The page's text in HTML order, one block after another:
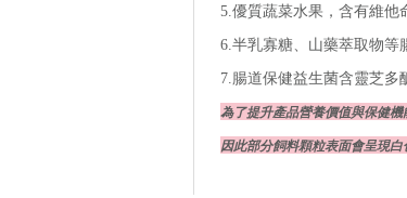
5.優質蔬菜水果，含有維他
6.半乳寡糖、山藥萃取物等
7.腸道保健益生菌含靈芝多
為了提升產品營養價值與保健機
因此部分飼料顆粒表面會呈現白